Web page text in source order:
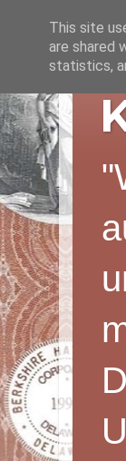
This site
are shared
statistics,